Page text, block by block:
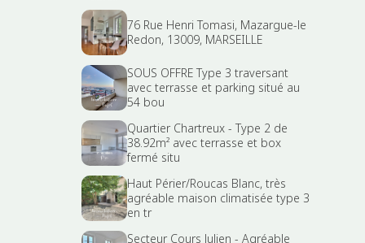
76 Rue Henri Tomasi, Mazargue-le
Redon, 13009, MARSEILLE
SOUS OFFRE Type 3 traversant
avec terrasse et parking situé au
54 bou
Quartier Chartreux - Type 2 de
38.92m² avec terrasse et box
fermé situ
Haut Périer/Roucas Blanc, très
agréable maison climatisée type 3
en tr
Secteur Cours Julien - Agréable